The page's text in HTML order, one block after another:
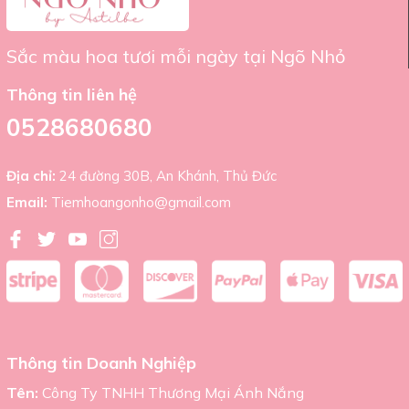
24 đường số 30B An Khánh, Thành Phố Thủ Đức, Thành
Phố Hồ Chí Minh
+(84) 522 680 680
Tiemhoangonho@gmail.com
Sắc màu hoa tươi mỗi ngày tại Ngõ Nhỏ
Thông tin liên hệ
0528680680
Địa chỉ: 24 đường 30B, An Khánh, Thủ Đức
Email: Tiemhoangonho@gmail.com
Thông tin Doanh Nghiệp
Tên: Công Ty TNHH Thương Mại Ánh Nắng